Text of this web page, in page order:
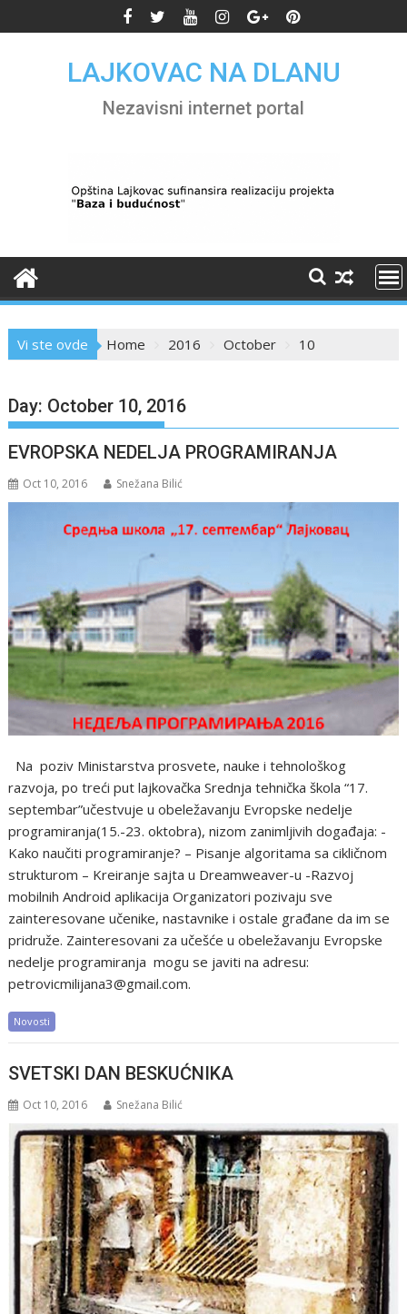
to
LAJKOVAC NA DLANU
Nezavisni internet portal
Vi ste ovde Home 2016 October 10
Day: October 10, 2016
EVROPSKA NEDELJA PROGRAMIRANJA
Oct 10, 2016 Snežana Bilić
Na poziv Ministarstva prosvete, nauke i tehnološkog
razvoja, po treći put lajkovačka Srednja tehnička škola “17.
septembar”učestvuje u obeležavanju Evropske nedelje
programiranja(15.-23. oktobra), nizom zanimljivih događaja: -
Kako naučiti programiranje? – Pisanje algoritama sa cikličnom
strukturom – Kreiranje sajta u Dreamweaver-u -Razvoj
mobilnih Android aplikacija Organizatori pozivaju sve
zainteresovane učenike, nastavnike i ostale građane da im se
pridruže. Zainteresovani za učešće u obeležavanju Evropske
nedelje programiranja mogu se javiti na adresu:
petrovicmilijana3@gmail.com.
Novosti
SVETSKI DAN BESKUĆNIKA
Oct 10, 2016 Snežana Bilić